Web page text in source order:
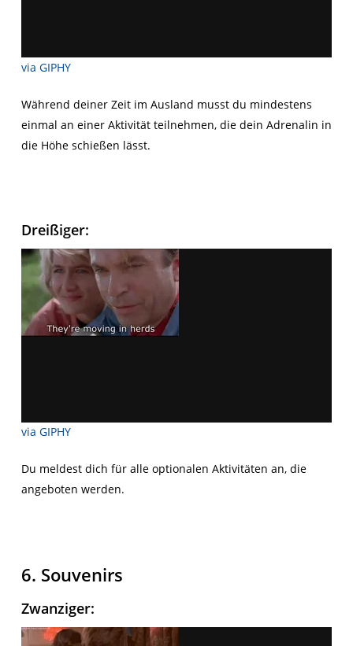
via GIPHY
Während deiner Zeit im Ausland musst du mindestens
einmal an einer Aktivität teilnehmen, die dein Adrenalin in
die Höhe schießen lässt.
Dreißiger:
via GIPHY
Du meldest dich für alle optionalen Aktivitäten an, die
angeboten werden.
6. Souvenirs
Zwanziger: